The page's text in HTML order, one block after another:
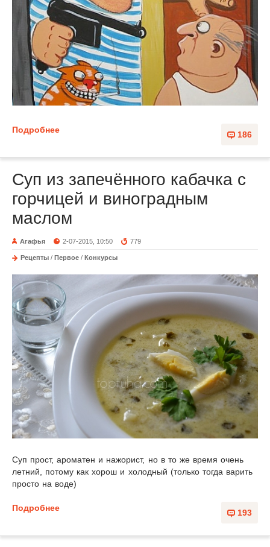
186
Подробнее
Суп из запечённого кабачка с
горчицей и виноградным
маслом
Агафья 2-07-2015, 10:50 779
Рецепты / Первое / Конкурсы
Суп прост, ароматен и нажорист, но в то же время очень
летний, потому как хорош и холодный (только тогда варить
просто на воде)
193
Подробнее